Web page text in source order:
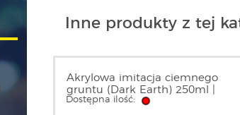
Inne produkty z tej
Akrylowa imitacja ciemnego
gruntu (Dark Earth) 250ml |
AK8018
Dostępna ilość: